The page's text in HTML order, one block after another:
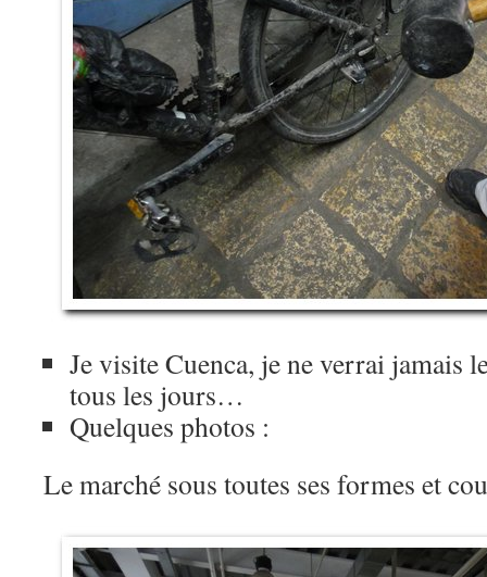
Je visite Cuenca, je ne verrai jamais
tous les jours…
Quelques photos :
Le marché sous toutes ses formes et